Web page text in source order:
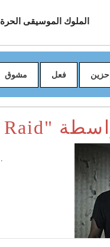
الملوك الموسيقى الحرة
مشوق فعل حزين